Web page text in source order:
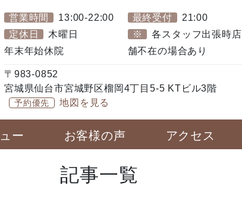
営業時間 13:00-22:00 最終受付
21:00
定休日
木曜日
年末年始休院
※
各スタッフ出張時店
舗不在の場合あり
〒983-0852
宮城県仙台市宮城野区榴岡4丁目5-5 KTビル3階
予約優先 地図を見る
ー お客様の声 アクセス
記事一覧